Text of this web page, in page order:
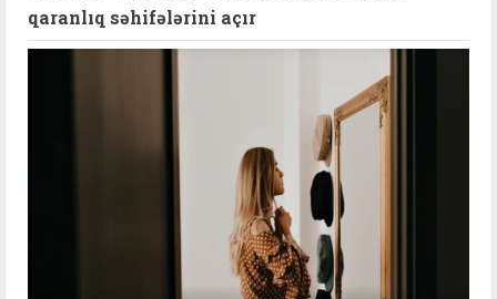
qaranlıq səhifələrini açır